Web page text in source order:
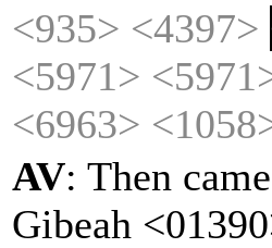
<935> <4397>
<5971>
<6963>
AV: Then
Gibeah